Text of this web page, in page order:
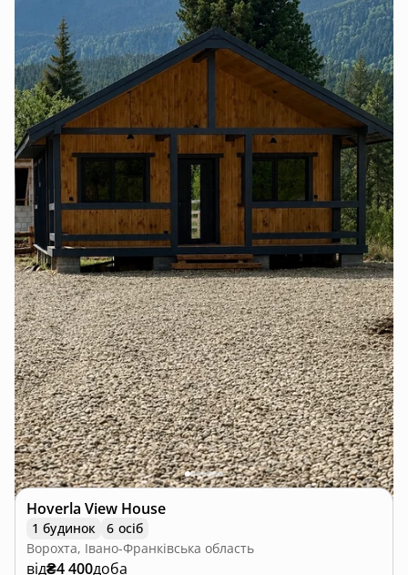
Hoverla View House
1 будинок
6 осіб
Ворохта, Івано-Франківська область
від₴4 400доба